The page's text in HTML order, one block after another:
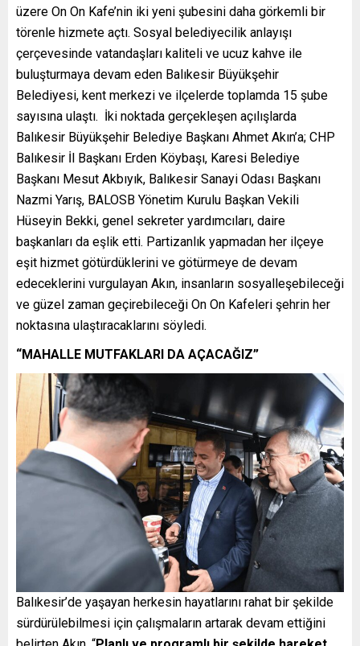
üzere On On Kafe’nin iki yeni şubesini daha görkemli bir
törenle hizmete açtı. Sosyal belediyecilik anlayışı
çerçevesinde vatandaşları kaliteli ve ucuz kahve ile
buluşturmaya devam eden Balıkesir Büyükşehir
Belediyesi, kent merkezi ve ilçelerde toplamda 15 şube
sayısına ulaştı. İki noktada gerçekleşen açılışlarda
Balıkesir Büyükşehir Belediye Başkanı Ahmet Akın’a; CHP
Balıkesir İl Başkanı Erden Köybaşı, Karesi Belediye
Başkanı Mesut Akbıyık, Balıkesir Sanayi Odası Başkanı
Nazmi Yarış, BALOSB Yönetim Kurulu Başkan Vekili
Hüseyin Bekki, genel sekreter yardımcıları, daire
başkanları da eşlik etti. Partizanlık yapmadan her ilçeye
eşit hizmet götürdüklerini ve götürmeye de devam
edeceklerini vurgulayan Akın, insanların sosyalleşebileceği
ve güzel zaman geçirebileceği On On Kafeleri şehrin her
noktasına ulaştıracaklarını söyledi.
“MAHALLE MUTFAKLARI DA AÇACAĞIZ”
Balıkesir’de yaşayan herkesin hayatlarını rahat bir şekilde
sürdürülebilmesi için çalışmaların artarak devam ettiğini